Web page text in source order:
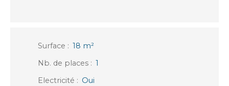
Surface : 18 m²
Nb. de places : 1
Electricité : Oui